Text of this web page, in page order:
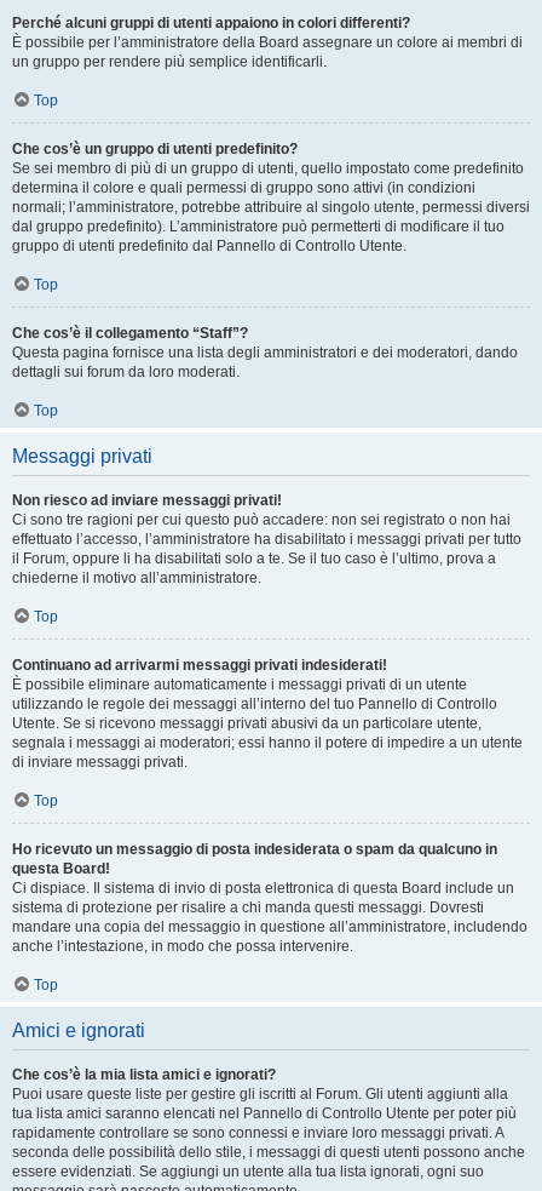
Perché alcuni gruppi di utenti appaiono in colori differenti?
È possibile per l’amministratore della Board assegnare un colore ai membri di
un gruppo per rendere più semplice identificarli.
Top
Che cos’è un gruppo di utenti predefinito?
Se sei membro di più di un gruppo di utenti, quello impostato come predefinito
determina il colore e quali permessi di gruppo sono attivi (in condizioni
normali; l’amministratore, potrebbe attribuire al singolo utente, permessi diversi
dal gruppo predefinito). L’amministratore può permetterti di modificare il tuo
gruppo di utenti predefinito dal Pannello di Controllo Utente.
Top
Che cos’è il collegamento “Staff”?
Questa pagina fornisce una lista degli amministratori e dei moderatori, dando
dettagli sui forum da loro moderati.
Top
Messaggi privati
Non riesco ad inviare messaggi privati!
Ci sono tre ragioni per cui questo può accadere: non sei registrato o non hai
effettuato l’accesso, l’amministratore ha disabilitato i messaggi privati per tutto
il Forum, oppure li ha disabilitati solo a te. Se il tuo caso è l’ultimo, prova a
chiederne il motivo all’amministratore.
Top
Continuano ad arrivarmi messaggi privati indesiderati!
È possibile eliminare automaticamente i messaggi privati ​​di un utente
utilizzando le regole dei messaggi all’interno del tuo Pannello di Controllo
Utente. Se si ricevono messaggi privati ​​abusivi da un particolare utente,
segnala i messaggi ai moderatori; essi hanno il potere di impedire a un utente
di inviare messaggi privati​​.
Top
Ho ricevuto un messaggio di posta indesiderata o spam da qualcuno in
questa Board!
Ci dispiace. Il sistema di invio di posta elettronica di questa Board include un
sistema di protezione per risalire a chi manda questi messaggi. Dovresti
mandare una copia del messaggio in questione all’amministratore, includendo
anche l’intestazione, in modo che possa intervenire.
Top
Amici e ignorati
Che cos’è la mia lista amici e ignorati?
Puoi usare queste liste per gestire gli iscritti al Forum. Gli utenti aggiunti alla
tua lista amici saranno elencati nel Pannello di Controllo Utente per poter più
rapidamente controllare se sono connessi e inviare loro messaggi privati. A
seconda delle possibilità dello stile, i messaggi di questi utenti possono anche
essere evidenziati. Se aggiungi un utente alla tua lista ignorati, ogni suo